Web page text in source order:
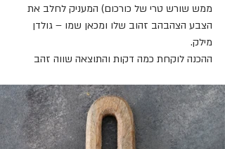
ממש שורש טרי של כורכום) המעניק לחלב את
הצבע הצהבהב זהוב שלו ומכאן שמו – גולדן
מילק.
ההכנה לוקחת כמה דקות והתוצאה שווה זהב